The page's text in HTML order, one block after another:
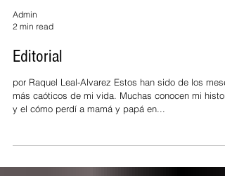
Admin
2 min read
Editorial
por Raquel Leal-Alvarez Estos han sido de los